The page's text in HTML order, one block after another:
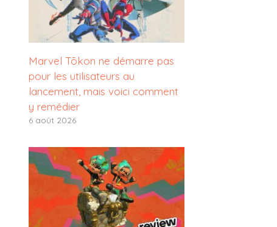
Marvel Tōkon ne démarre pas
pour les utilisateurs au
lancement, mais voici comment
y remédier
6 août 2026